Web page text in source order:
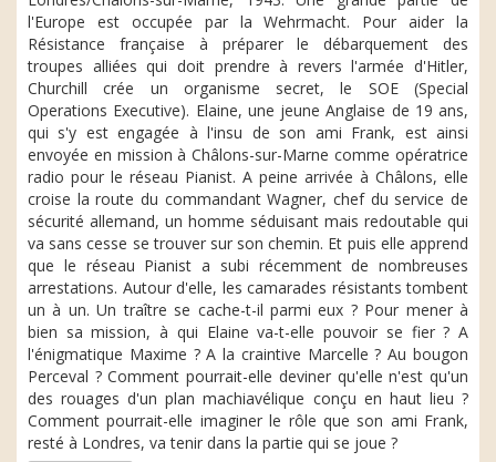
l'Europe est occupée par la Wehrmacht. Pour aider la
Résistance française à préparer le débarquement des
troupes alliées qui doit prendre à revers l'armée d'Hitler,
Churchill crée un organisme secret, le SOE (Special
Operations Executive). Elaine, une jeune Anglaise de 19 ans,
qui s'y est engagée à l'insu de son ami Frank, est ainsi
envoyée en mission à Châlons-sur-Marne comme opératrice
radio pour le réseau Pianist. A peine arrivée à Châlons, elle
croise la route du commandant Wagner, chef du service de
sécurité allemand, un homme séduisant mais redoutable qui
va sans cesse se trouver sur son chemin. Et puis elle apprend
que le réseau Pianist a subi récemment de nombreuses
arrestations. Autour d'elle, les camarades résistants tombent
un à un. Un traître se cache-t-il parmi eux ? Pour mener à
bien sa mission, à qui Elaine va-t-elle pouvoir se fier ? A
l'énigmatique Maxime ? A la craintive Marcelle ? Au bougon
Perceval ? Comment pourrait-elle deviner qu'elle n'est qu'un
des rouages d'un plan machiavélique conçu en haut lieu ?
Comment pourrait-elle imaginer le rôle que son ami Frank,
resté à Londres, va tenir dans la partie qui se joue ?